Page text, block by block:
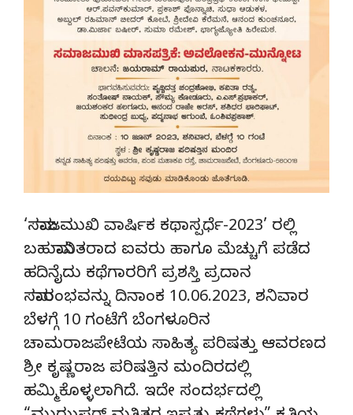
‘ಸಮಾಜಮುಖಿ ವಾರ್ಷಿಕ ಕಥಾಸ್ಪರ್ಧೆ-2023’ ರಲ್ಲಿ
ಬಹುಮಾನಿತರಾದ ಐವರು ಹಾಗೂ ಮೆಚ್ಚುಗೆ ಪಡೆದ
ಹದಿನೈದು ಕಥೆಗಾರರಿಗೆ ಪ್ರಶಸ್ತಿ ಪ್ರದಾನ
ಸಮಾರಂಭವನ್ನು ದಿನಾಂಕ 10.06.2023, ಶನಿವಾರ
ಬೆಳಗ್ಗೆ 10 ಗಂಟೆಗೆ ಬೆಂಗಳೂರಿನ
ಚಾಮರಾಜಪೇಟೆಯ ಸಾಹಿತ್ಯ ಪರಿಷತ್ತು ಆವರಣದ
ಶ್ರೀ ಕೃಷ್ಣರಾಜ ಪರಿಷತ್ತಿನ ಮಂದಿರದಲ್ಲಿ
ಹಮ್ಮಿಕೊಳ್ಳಲಾಗಿದೆ. ಇದೇ ಸಂದರ್ಭದಲ್ಲಿ